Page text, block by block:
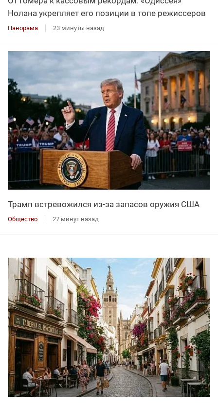
Нолана укрепляет его позиции в топе режиссеров
Панорама 23 минуты назад
Трамп встревожился из-за запасов оружия США
Общество 27 минут назад